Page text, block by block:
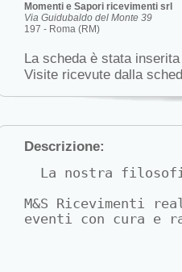
Momenti e Sapori ricevimenti srl
Via Guidubaldo del Monte 39
197 - Roma (RM)
La scheda è stata
Visite ricevute dalla
Descrizione:
La nostra
M&S Ricevimenti
eventi con cura e